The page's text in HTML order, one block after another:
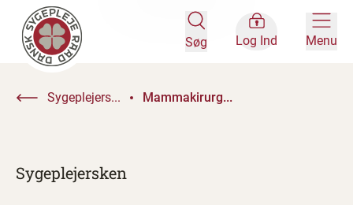
Søg Log Ind Menu
Sygeplejers... Mammakirurg...
Sygeplejersken